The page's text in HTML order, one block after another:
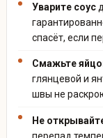
Уварите соус
спасёт, если
Смажьте
глянцевой и
швы не
Не
перепад